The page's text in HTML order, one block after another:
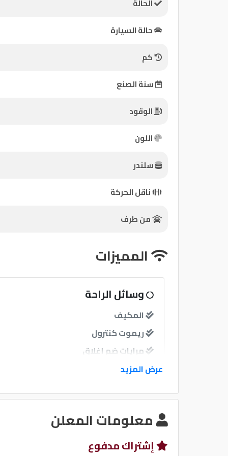
الحالة
حالة السيارة
كم
سنة الصنع
الوقود
اللون
سلندر
ناقل الحركة
من طرف
المميزات
وسائل الراحة
المكيف
ريموت كنترول
مرايات ضم إغلاق
نظام الصوت
عرض المزيد
معلومات المعلن
إشتراك مدفوع